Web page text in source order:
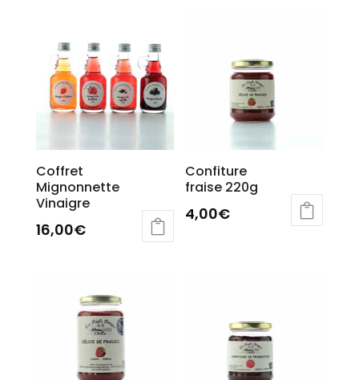
Coffret
Mignonnette
Vinaigre
16,00€
Confiture
fraise 220g
4,00€